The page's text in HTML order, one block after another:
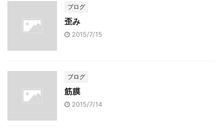
ブログ
歪み
2015/7/15
ブログ
筋膜
2015/7/14